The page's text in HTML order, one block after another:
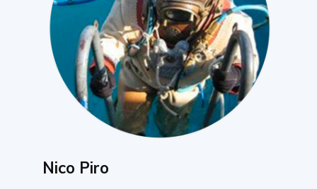
Nico Piro